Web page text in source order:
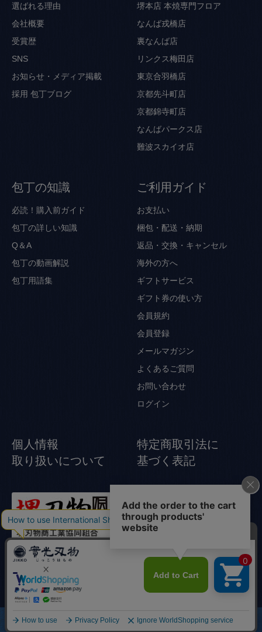
選ばれる理由
会社概要
受賞歴
SNS
お知らせ・メディア掲載
採用 包丁ブログ
堺本店 本焼専門フロア
なんば戎橋店
裏なんば店
リンクス梅田店
東京合羽橋店
京都先斗町店
京都錦寺町店
なんばパークス店
難波スカイオ店
包丁の知識
必読！購入前ガイド
包丁の詳しい知識
Q＆A
包丁の動画解説
包丁用語集
ご利用ガイド
お支払い
梱包・配送・納期
返品・交換・キャンセル
海外の方へ
ギフトサービス
ギフト券の使い方
会員規約
会員登録
メールマガジン
よくあるご質問
お問い合わせ
ログイン
個人情報
取り扱いについて
特定商取引法に
基づく表記
© Jikko Japanese knife All rights reserved.